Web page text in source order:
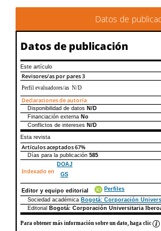
Datos de
Datos de publicación
Este artículo
Revisores/as por pares3
Perfil evaluadores/as N/D
Declaraciones de autoría
Declaraciones de autoríaEste artículo
Disponibilidad de datos N/D
Financiación externa No
Conflictos de intereses N/D
Esta revista
Artículos aceptados67%
Días para la publicación585
Indexado en
DOAJ
GS
Editor y equipo editorial
Perfiles
Sociedad académica Bogotá: Corporación
Editorial
Bogotá: Corporación Universitaria
Para obtener más información sobre un dato, haga clic